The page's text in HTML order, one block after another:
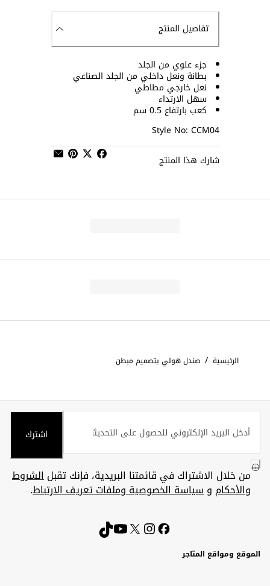
تفاصيل المنتج
جزء علوي من الجلد
بطانة ونعل داخلي من الجلد الصناعي
نعل خارجي مطاطي
سهل الارتداء
كعب بارتفاع 0.5 سم
Style No: CCM04
شارك هذا المنتج
الرئيسية / صندل هولي بتصميم مبطن
اشترك
من خلال الاشتراك في قائمتنا البريدية، فإنك تقبلالشروط
والأحكام وسياسة الخصوصية وملفات تعريف الارتباط.
الموقع ومواقع المتاجر